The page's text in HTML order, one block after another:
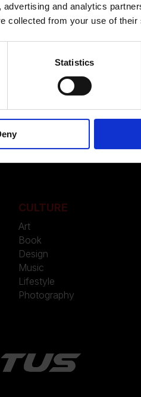
and analytics
collected from your use of
Statistics
fotografia e resilienza.
adulta, la modella ridefinisce
CULTURE
Art
Book
Design
Music
Lifestyle
Photography